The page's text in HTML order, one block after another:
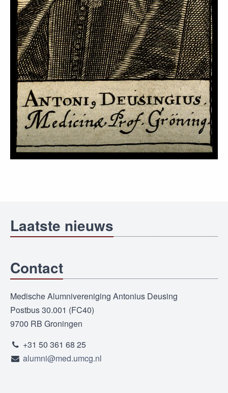
Laatste nieuws
Contact
Medische Alumnivereniging Antonius Deusing
Postbus 30.001 (FC40)
9700 RB Groningen
+31 50 361 68 25
alumni@med.umcg.nl